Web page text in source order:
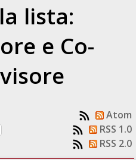
lista:
e Co-
Atom
RSS 1.0
RSS 2.0